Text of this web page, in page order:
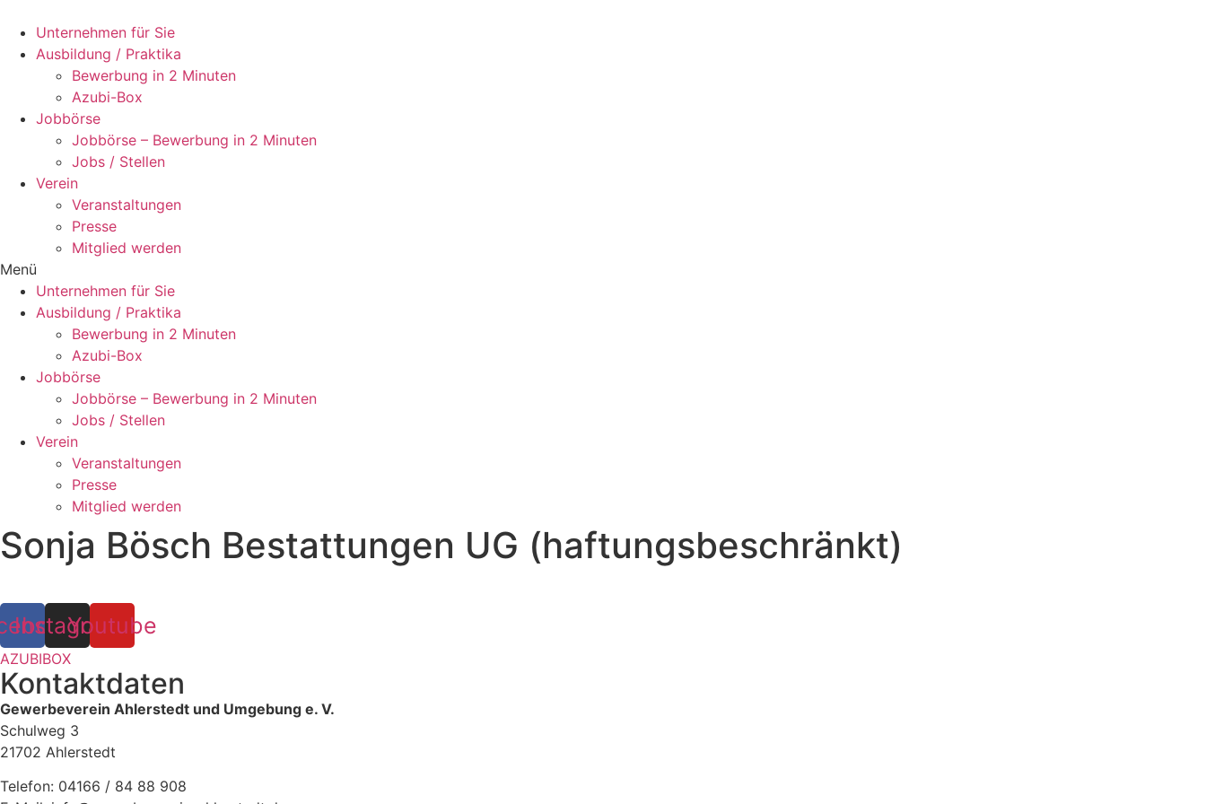
Inhalt
wechseln
Unternehmen für Sie
Ausbildung / Praktika
Bewerbung in 2 Minuten
Azubi-Box
Jobbörse
Jobbörse – Bewerbung in 2 Minuten
Jobs / Stellen
Verein
Veranstaltungen
Presse
Mitglied werden
Menü
Unternehmen für Sie
Ausbildung / Praktika
Bewerbung in 2 Minuten
Azubi-Box
Jobbörse
Jobbörse – Bewerbung in 2 Minuten
Jobs / Stellen
Verein
Veranstaltungen
Presse
Mitglied werden
Sonja Bösch Bestattungen UG (haftungsbeschränkt)
Instagram
Youtube
AZUBIBOX
Kontaktdaten
Gewerbeverein Ahlerstedt und Umgebung e. V.
Schulweg 3
21702 Ahlerstedt
Telefon: 04166 / 84 88 908